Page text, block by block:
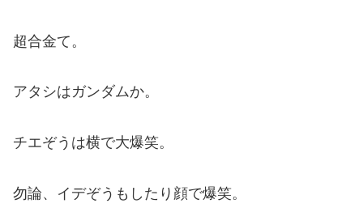
超合金て。
アタシはガンダムか。
チエぞうは横で大爆笑。
勿論、イデぞうもしたり顔で爆笑。